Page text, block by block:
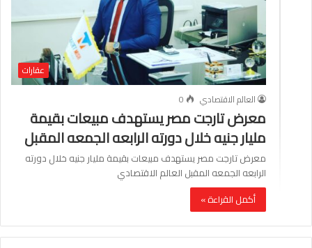
عقارات
العالم الاقتصادي
0
معرض تارجت مصر يستهدف مبيعات بقيمة
مليار جنيه خلال دورته الرابعه الجمعه المقبل
معرض تارجت مصر يستهدف مبيعات بقيمة مليار جنيه خلال دورته
الرابعه الجمعه المقبل العالم الاقتصادي
أكمل القراءة »